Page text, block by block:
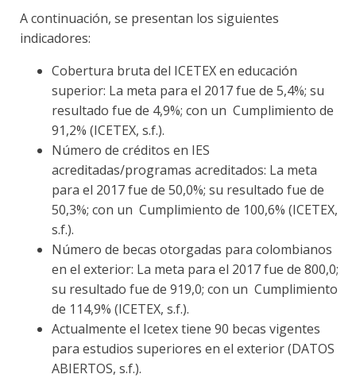
A continuación, se presentan los siguientes
indicadores:
Cobertura bruta del ICETEX en educación
superior: La meta para el 2017 fue de 5,4%; su
resultado fue de 4,9%; con un Cumplimiento de
91,2% (ICETEX, s.f.).
Número de créditos en IES
acreditadas/programas acreditados: La meta
para el 2017 fue de 50,0%; su resultado fue de
50,3%; con un Cumplimiento de 100,6% (ICETEX,
s.f.).
Número de becas otorgadas para colombianos
en el exterior: La meta para el 2017 fue de 800,0;
su resultado fue de 919,0; con un Cumplimiento
de 114,9% (ICETEX, s.f.).
Actualmente el Icetex tiene 90 becas vigentes
para estudios superiores en el exterior (DATOS
ABIERTOS, s.f.).